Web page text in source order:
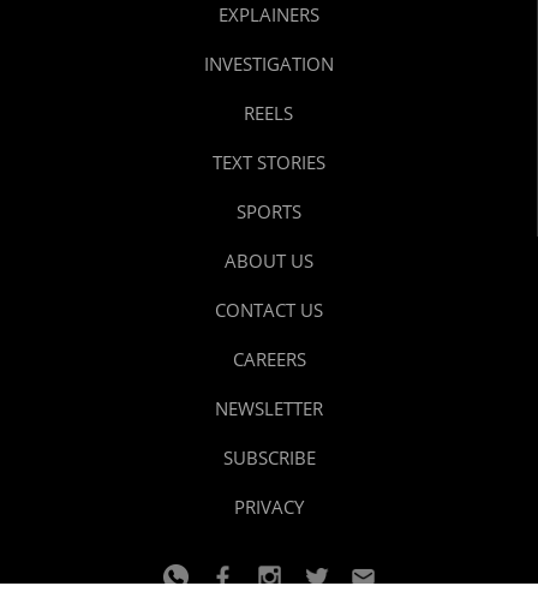
EXPLAINERS
INVESTIGATION
REELS
TEXT STORIES
SPORTS
ABOUT US
CONTACT US
CAREERS
NEWSLETTER
SUBSCRIBE
PRIVACY